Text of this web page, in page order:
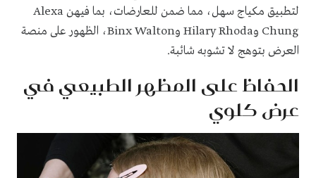
لتطبيق مكياج سهل، مما ضمن للعارضات، بما فيهن Alexa
Chung وHilary Rhoda وBinx Walton، الظهور على منصة
العرض بتوهج لا تشوبه شائبة.
الحفاظ على المظهر الطبيعي في
عرض كلوي